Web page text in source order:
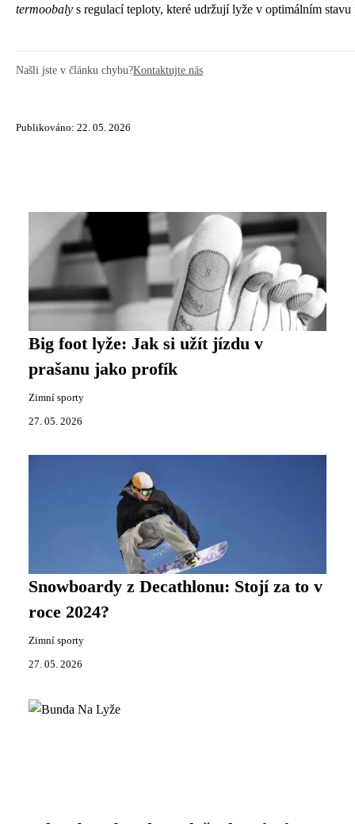
termoobaly s regulací teploty, které udržují lyže v optimálním stavu
Našli jste v článku chybu?Kontaktujte nás
Publikováno: 22. 05. 2026
Big foot lyže: Jak si užít jízdu v
prašanu jako profík
Zimní sporty
27. 05. 2026
Snowboardy z Decathlonu: Stojí za to v
roce 2024?
Zimní sporty
27. 05. 2026